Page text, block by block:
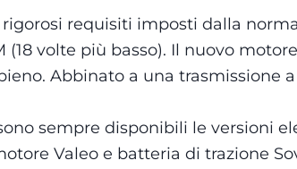
requisiti imposti dalla
(18 volte più basso). Il nuovo
Abbinato a una trasmissione
sempre disponibili le versioni
Valeo e batteria di trazione